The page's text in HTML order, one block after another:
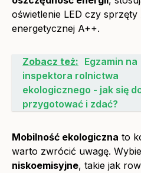
oświetlenie LED czy sprzęty
energetycznej A++.
Zobacz też: Egzamin na
inspektora rolnictwa
ekologicznego - jak się
przygotować i zdać?
Mobilność ekologiczna to
warto zwrócić uwagę.
niskoemisyjne, takie jak